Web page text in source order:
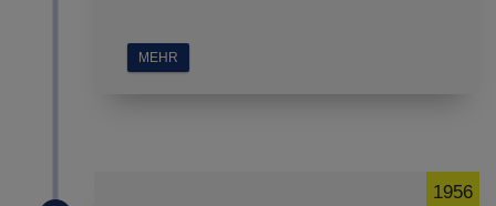
MEHR
1956